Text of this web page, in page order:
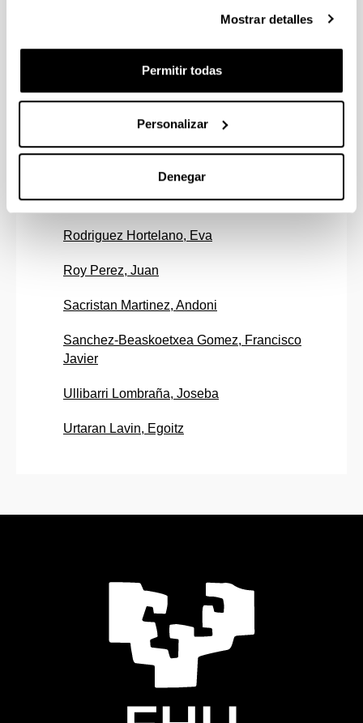
Mostrar detalles
Permitir todas
Personalizar
Denegar
Menendez Ruiz, Amaia
Merodio Beascoechea, Yolanda
Puerto Lecanda, Igor
Rodriguez Hortelano, Eva
Roy Perez, Juan
Sacristan Martinez, Andoni
Sanchez-Beaskoetxea Gomez, Francisco
Javier
Ullibarri Lombraña, Joseba
Urtaran Lavin, Egoitz